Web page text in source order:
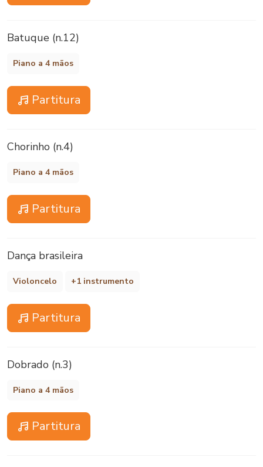
Batuque (n.12)
Piano a 4 mãos
Partitura
Chorinho (n.4)
Piano a 4 mãos
Partitura
Dança brasileira
Violoncelo +1 instrumento
Partitura
Dobrado (n.3)
Piano a 4 mãos
Partitura